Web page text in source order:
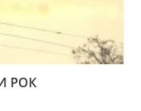
РОК